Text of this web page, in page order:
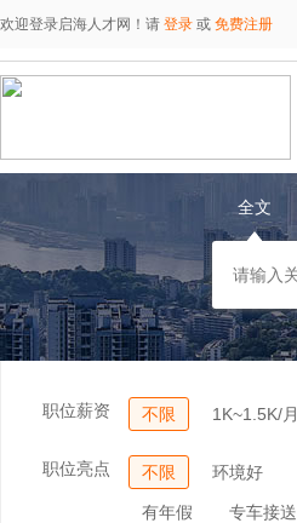
欢迎登录启海人才网！请 登录 或 免费注册
全文
职位薪资 不限 1K~1.5K/月
职位亮点 不限 环境好
有年假 专车接送